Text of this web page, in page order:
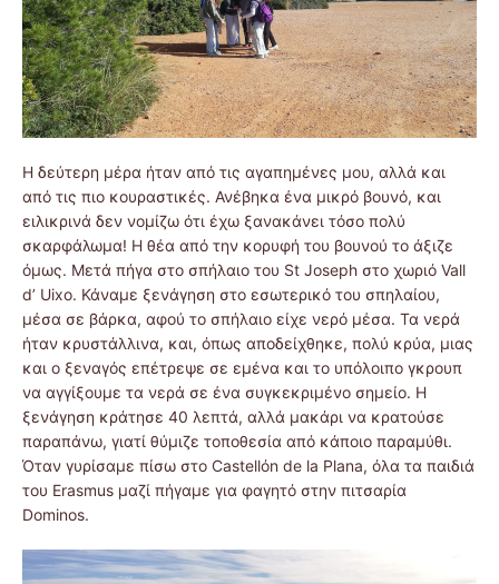
Η δεύτερη μέρα ήταν από τις αγαπημένες μου, αλλά και
από τις πιο κουραστικές. Ανέβηκα ένα μικρό βουνό, και
ειλικρινά δεν νομίζω ότι έχω ξανακάνει τόσο πολύ
σκαρφάλωμα! Η θέα από την κορυφή του βουνού το άξιζε
όμως. Μετά πήγα στο σπήλαιο του St Joseph στο χωριό Vall
d’ Uixo. Κάναμε ξενάγηση στο εσωτερικό του σπηλαίου,
μέσα σε βάρκα, αφού το σπήλαιο είχε νερό μέσα. Τα νερά
ήταν κρυστάλλινα, και, όπως αποδείχθηκε, πολύ κρύα, μιας
και ο ξεναγός επέτρεψε σε εμένα και το υπόλοιπο γκρουπ
να αγγίξουμε τα νερά σε ένα συγκεκριμένο σημείο. Η
ξενάγηση κράτησε 40 λεπτά, αλλά μακάρι να κρατούσε
παραπάνω, γιατί θύμιζε τοποθεσία από κάποιο παραμύθι.
Όταν γυρίσαμε πίσω στο Castellόn de la Plana, όλα τα παιδιά
του Erasmus μαζί πήγαμε για φαγητό στην πιτσαρία
Dominos.